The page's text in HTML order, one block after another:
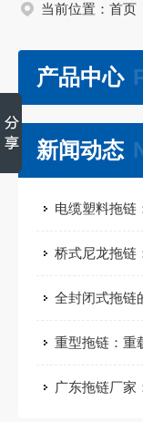
当前位置： 首页
产品中心
新闻动态
电缆塑料拖链
桥式尼龙拖链
全封闭式拖链
重型拖链：重